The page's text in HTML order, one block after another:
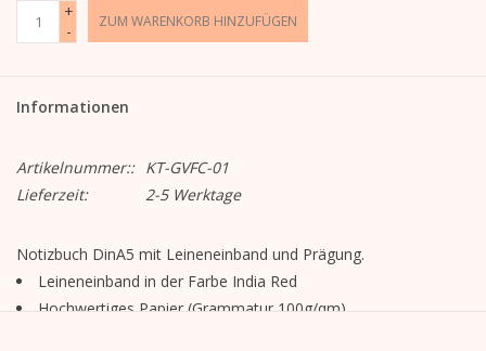
+
-
ZUM WARENKORB HINZUFÜGEN
Informationen
Artikelnummer:: KT-GVFC-01
Lieferzeit:
2-5 Werktage
Notizbuch DinA5 mit Leineneinband und Prägung.
Leineneinband in der Farbe India Red
Hochwertiges Papier (Grammatur 100g/qm)